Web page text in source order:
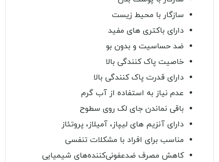
سازگار با محیط زیست
دارای باکتری های مفید
ضد حساسیت و بدون بو
خاصیت پاک کنندگی بالا
دارای قدرت پاک کنندگی بالا
عدم نیاز به استفاده از آب گرم
باقی نماندن جای لک روی سطوح
دارای آنزیم های لیپاز، آمیلاز، پروتئاز
مناسب برای افراد با مشکلات تنفسی
کاهش مصرف ضدعفونی‌کننده‌های شیمیایی